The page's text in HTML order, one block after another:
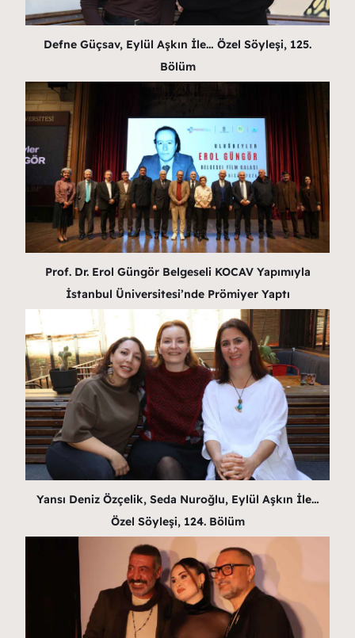
Defne Güçsav, Eylül Aşkın İle… Özel Söyleşi, 125.
Bölüm
Prof. Dr. Erol Güngör Belgeseli KOCAV Yapımıyla
İstanbul Üniversitesi’nde Prömiyer Yaptı
Yansı Deniz Özçelik, Seda Nuroğlu, Eylül Aşkın İle…
Özel Söyleşi, 124. Bölüm